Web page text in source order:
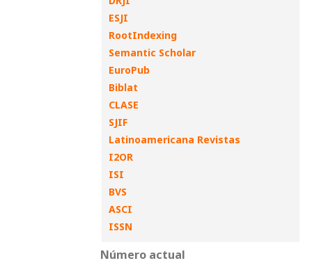
ESJI
RootIndexing
Semantic Scholar
EuroPub
Biblat
CLASE
SJIF
Latinoamericana Revistas
I2OR
ISI
BVS
ASCI
ISSN
Número actual